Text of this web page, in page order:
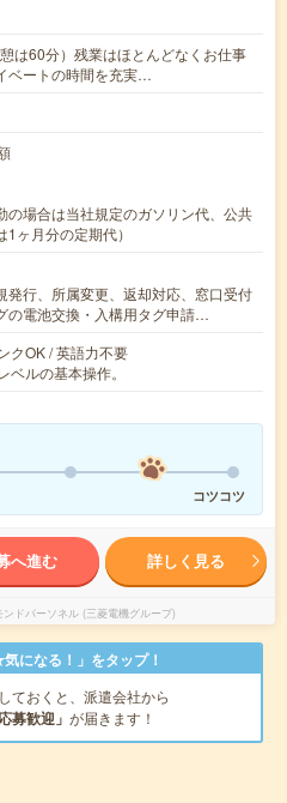
は60分）残業はほとんどなくお仕事
ベートの時間を充実…
の場合は当社規定のガソリン代、公共
ヶ月分の定期代）
発行、所属変更、返却対応、窓口受付
の電池交換・入構用タグ申請…
クOK / 英語力不要
ルの基本操作。
コツコツ
へ進む 詳しく見る
ドパーソネル (三菱電機グループ)
になる！」をタップ！
ておくと、派遣会社から
募歓迎」 が届きます！